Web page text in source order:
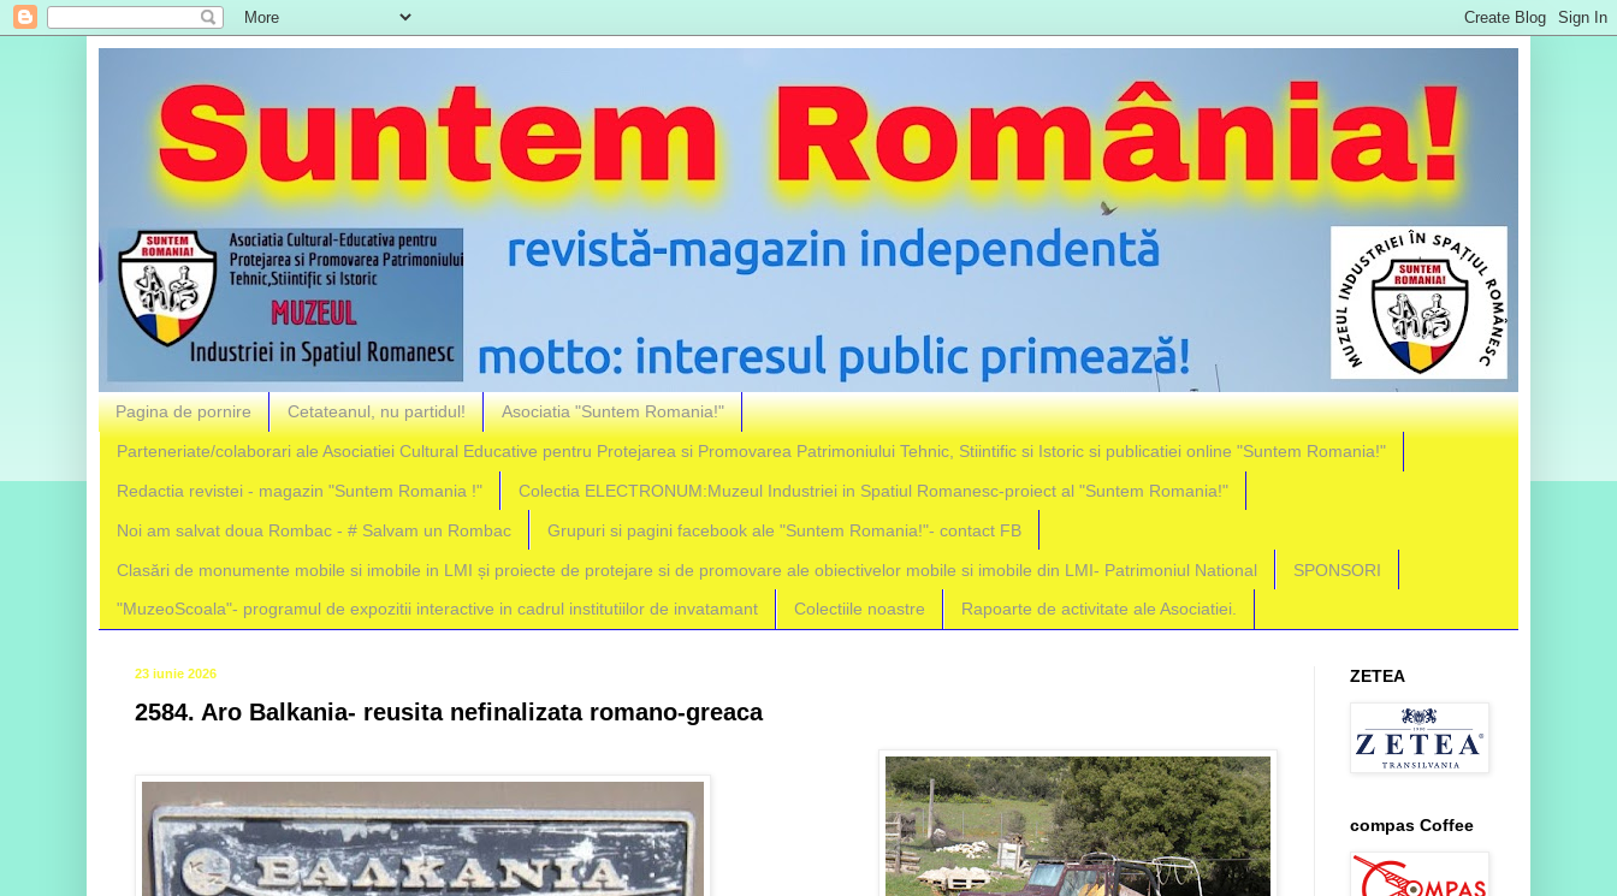
Pagina de pornire Cetateanul, nu partidul! Asociatia "Suntem Romania!"
Parteneriate/colaborari ale Asociatiei Cultural Educative pentru Protejarea si Promovarea Patrimoniului Tehnic, Stiintific si Istoric si publicatiei online "Suntem Romania!"
Redactia revistei - magazin "Suntem Romania !" Colectia ELECTRONUM:Muzeul Industriei in Spatiul Romanesc-proiect al "Suntem Romania!"
Noi am salvat doua Rombac - # Salvam un Rombac Grupuri si pagini facebook ale "Suntem Romania!"- contact FB
Clasări de monumente mobile si imobile in LMI și proiecte de protejare si de promovare ale obiectivelor mobile si imobile din LMI- Patrimoniul National SPONSORI
"MuzeoScoala"- programul de expozitii interactive in cadrul institutiilor de invatamant Colectiile noastre Rapoarte de activitate ale Asociatiei.
23 iunie 2026
2584. Aro Balkania- reusita nefinalizata romano-greaca
ZETEA
compas Coffee